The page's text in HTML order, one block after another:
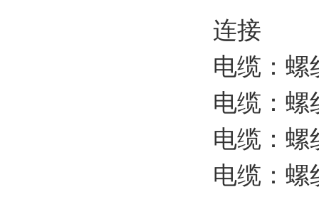
连接
电缆：螺
电缆：螺
电缆：螺
电缆：螺